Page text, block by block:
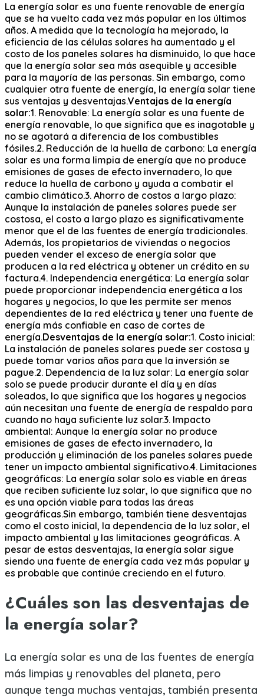
La energía solar es una fuente renovable de energía
que se ha vuelto cada vez más popular en los últimos
años. A medida que la tecnología ha mejorado, la
eficiencia de las células solares ha aumentado y el
costo de los paneles solares ha disminuido, lo que hace
que la energía solar sea más asequible y accesible
para la mayoría de las personas. Sin embargo, como
cualquier otra fuente de energía, la energía solar tiene
sus ventajas y desventajas.Ventajas de la energía
solar:1. Renovable: La energía solar es una fuente de
energía renovable, lo que significa que es inagotable y
no se agotará a diferencia de los combustibles
fósiles.2. Reducción de la huella de carbono: La energía
solar es una forma limpia de energía que no produce
emisiones de gases de efecto invernadero, lo que
reduce la huella de carbono y ayuda a combatir el
cambio climático.3. Ahorro de costos a largo plazo:
Aunque la instalación de paneles solares puede ser
costosa, el costo a largo plazo es significativamente
menor que el de las fuentes de energía tradicionales.
Además, los propietarios de viviendas o negocios
pueden vender el exceso de energía solar que
producen a la red eléctrica y obtener un crédito en su
factura.4. Independencia energética: La energía solar
puede proporcionar independencia energética a los
hogares y negocios, lo que les permite ser menos
dependientes de la red eléctrica y tener una fuente de
energía más confiable en caso de cortes de
energía.Desventajas de la energía solar:1. Costo inicial:
La instalación de paneles solares puede ser costosa y
puede tomar varios años para que la inversión se
pague.2. Dependencia de la luz solar: La energía solar
solo se puede producir durante el día y en días
soleados, lo que significa que los hogares y negocios
aún necesitan una fuente de energía de respaldo para
cuando no haya suficiente luz solar.3. Impacto
ambiental: Aunque la energía solar no produce
emisiones de gases de efecto invernadero, la
producción y eliminación de los paneles solares puede
tener un impacto ambiental significativo.4. Limitaciones
geográficas: La energía solar solo es viable en áreas
que reciben suficiente luz solar, lo que significa que no
es una opción viable para todas las áreas
geográficas.Sin embargo, también tiene desventajas
como el costo inicial, la dependencia de la luz solar, el
impacto ambiental y las limitaciones geográficas. A
pesar de estas desventajas, la energía solar sigue
siendo una fuente de energía cada vez más popular y
es probable que continúe creciendo en el futuro.
¿Cuáles son las desventajas de
la energía solar?
La energía solar es una de las fuentes de energía
más limpias y renovables del planeta, pero
aunque tenga muchas ventajas, también presenta